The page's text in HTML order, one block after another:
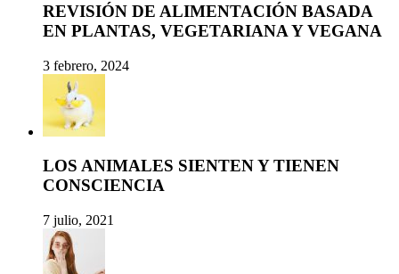
REVISIÓN DE ALIMENTACIÓN BASADA
EN PLANTAS, VEGETARIANA Y VEGANA
3 febrero, 2024
LOS ANIMALES SIENTEN Y TIENEN
CONSCIENCIA
7 julio, 2021